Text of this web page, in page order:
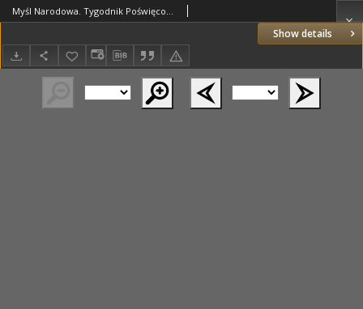
Show details
Myśl Narodowa. Tygodnik Poświęcony Kulturze Twórczości Polskiej. 1932 R.12 nr47